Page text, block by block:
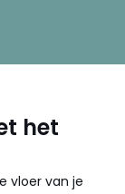
het
vloer van je